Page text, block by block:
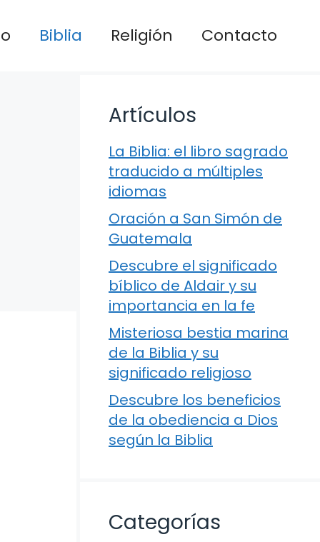
Biblia Religión Contacto
Artículos
La Biblia: el libro sagrado
traducido a múltiples
idiomas
Oración a San Simón de
Guatemala
Descubre el significado
bíblico de Aldair y su
importancia en la fe
Misteriosa bestia marina
de la Biblia y su
significado religioso
Descubre los beneficios
de la obediencia a Dios
según la Biblia
Categorías